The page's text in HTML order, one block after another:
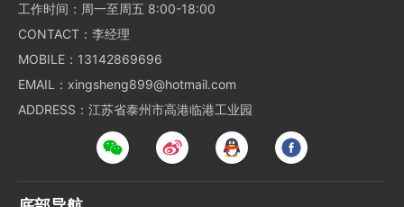
工作时间：周一至周五 8:00-18:00
CONTACT：李经理
MOBILE：13142869696
EMAIL：xingsheng899@hotmail.com
ADDRESS：江苏省泰州市高港临港工业园